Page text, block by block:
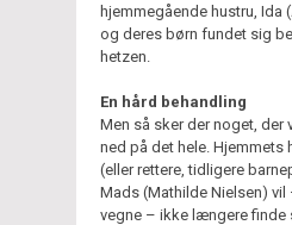
hjemmegående hustru, Ida
og deres børn fundet sig
hetzen.
En hård behandling
Men så sker der noget, der
ned på det hele. Hjemmets
(eller rettere, tidligere
Mads (Mathilde Nielsen) vil
vegne – ikke længere finde